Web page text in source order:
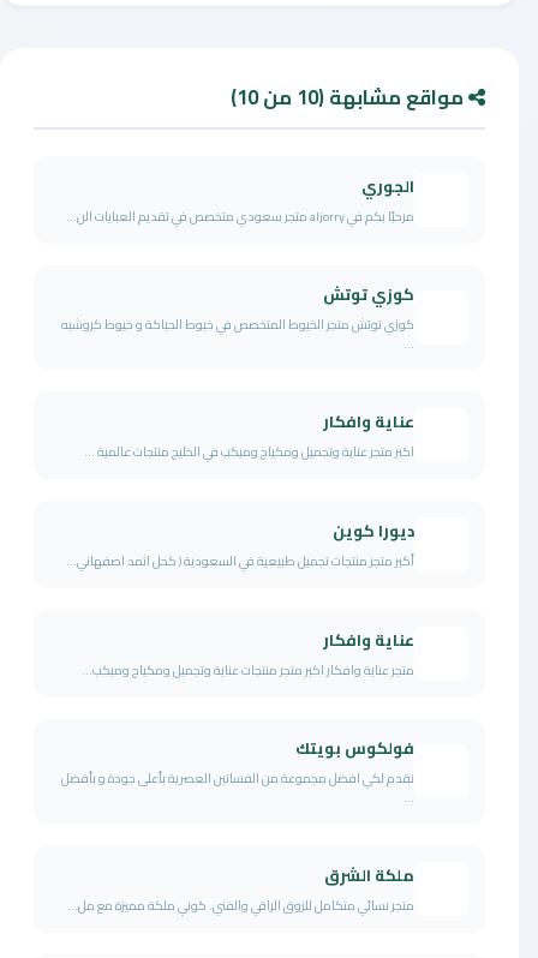
مواقع مشابهة (10 من 10)
الجوري
مرحبًا بكم في aljorry متجر سعودي متخصص في تقديم العبايات الن...
كوزي توتش
كوزي توتش متجر الخيوط المتخصص في خيوط الحياكة و خيوط كروشيه
...
عناية وافكار
اكبر متجر عناية وتجميل ومكياج وميكب في الخليج منتجات عالمية ...
ديورا كوين
أكبر متجر منتجات تجميل طبيعية في السعودية ( كحل اثمد اصفهاني...
عناية وافكار
متجر عناية وافكار اكبر متجر منتجات عناية وتجميل ومكياج وميكب...
فولكوس بويتك
نقدم لكي افضل مجموعة من الفساتين العصرية بأعلى جودة و بأفضل
...
ملكة الشرق
متجر نسائي متكامل للزوق الراقي والفني. كوني ملكة مميزة مع مل...